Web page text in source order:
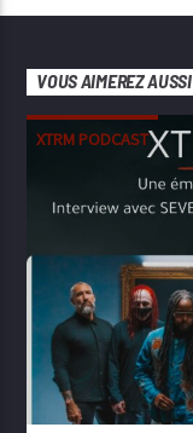
VOUS AIMEREZ AUSSI
XTRM PODCAST